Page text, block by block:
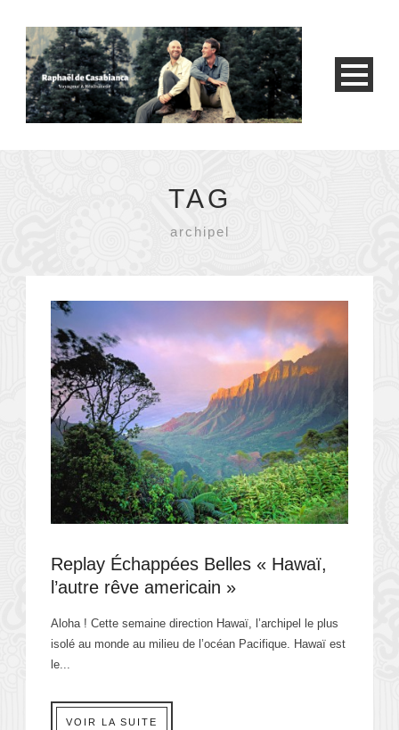
TAG
archipel
Replay Échappées Belles « Hawaï,
l’autre rêve americain »
Aloha ! Cette semaine direction Hawaï, l’archipel le plus
isolé au monde au milieu de l’océan Pacifique. Hawaï est
le...
VOIR LA SUITE